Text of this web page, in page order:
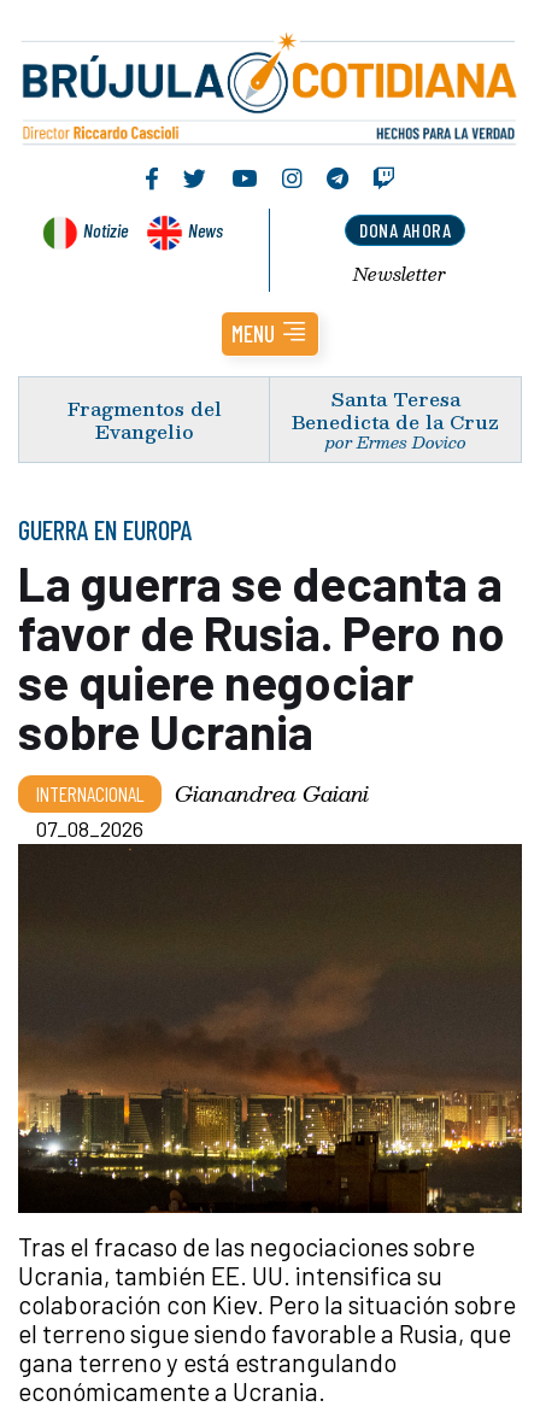
Notizie News DONA AHORA
Newsletter
MENU
Fragmentos del
Evangelio
Santa Teresa
Benedicta de la Cruz
por Ermes Dovico
GUERRA EN EUROPA
La guerra se decanta a
favor de Rusia. Pero no
se quiere negociar
sobre Ucrania
INTERNACIONAL Gianandrea Gaiani
07_08_2026
Tras el fracaso de las negociaciones sobre
Ucrania, también EE. UU. intensifica su
colaboración con Kiev. Pero la situación sobre
el terreno sigue siendo favorable a Rusia, que
gana terreno y está estrangulando
económicamente a Ucrania.